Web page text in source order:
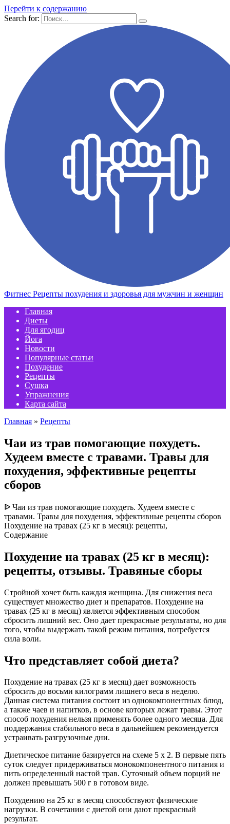
Перейти к содержанию
Search for:
Фитнес Рецепты похудения и здоровья для мужчин и женщин
Главная
Диеты
Для ягодиц
Йога
Новости
Популярные статьи
Похудение
Рецепты
Сушка
Упражнения
Карта сайта
Главная » Рецепты
Чаи из трав помогающие похудеть.
Худеем вместе с травами. Травы для
похудения, эффективные рецепты
сборов
ᐉ Чаи из трав помогающие похудеть. Худеем вместе с
травами. Травы для похудения, эффективные рецепты сборов
Похудение на травах (25 кг в месяц): рецепты,
Содержание
Похудение на травах (25 кг в месяц):
рецепты, отзывы. Травяные сборы
Стройной хочет быть каждая женщина. Для снижения веса
существует множество диет и препаратов. Похудение на
травах (25 кг в месяц) является эффективным способом
сбросить лишний вес. Оно дает прекрасные результаты, но для
того, чтобы выдержать такой режим питания, потребуется
сила воли.
Что представляет собой диета?
Похудение на травах (25 кг в месяц) дает возможность
сбросить до восьми килограмм лишнего веса в неделю.
Данная система питания состоит из однокомпонентных блюд,
а также чаев и напитков, в основе которых лежат травы. Этот
способ похудения нельзя применять более одного месяца. Для
поддержания стабильного веса в дальнейшем рекомендуется
устраивать разгрузочные дни.
Диетическое питание базируется на схеме 5 х 2. В первые пять
суток следует придерживаться монокомпонентного питания и
пить определенный настой трав. Суточный объем порций не
должен превышать 500 г в готовом виде.
Похудению на 25 кг в месяц способствуют физические
нагрузки. В сочетании с диетой они дают прекрасный
результат.